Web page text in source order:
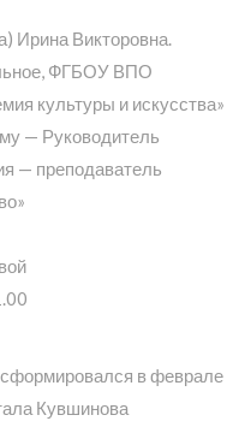
Ирина Викторовна.
ФГБОУ ВПО
культуры и искусства»
— Руководитель
— преподаватель
в феврале
Кувшинова